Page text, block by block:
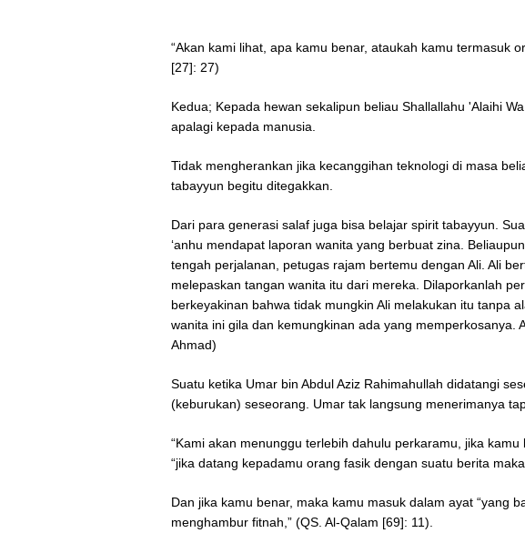
“Akan kami lihat, apa kamu benar, ataukah kamu termasuk
[27]: 27)
Kedua; Kepada hewan sekalipun beliau Shallallahu 'Alaihi
apalagi kepada manusia.
Tidak mengherankan jika kecanggihan teknologi di masa
tabayyun begitu ditegakkan.
Dari para generasi salaf juga bisa belajar spirit tabayyun.
‘anhu mendapat laporan wanita yang berbuat zina.
tengah perjalanan, petugas rajam bertemu dengan Ali. Ali
melepaskan tangan wanita itu dari mereka. Dilaporkanlah
berkeyakinan bahwa tidak mungkin Ali melakukan itu tanpa
wanita ini gila dan kemungkinan ada yang memperkosanya.
Ahmad)
Suatu ketika Umar bin Abdul Aziz Rahimahullah didatangi
(keburukan) seseorang. Umar tak langsung menerimanya
“Kami akan menunggu terlebih dahulu perkaramu, jika
“jika datang kepadamu orang fasik dengan suatu berita
Dan jika kamu benar, maka kamu masuk dalam ayat “yang
menghambur fitnah,” (QS. Al-Qalam [69]: 11).